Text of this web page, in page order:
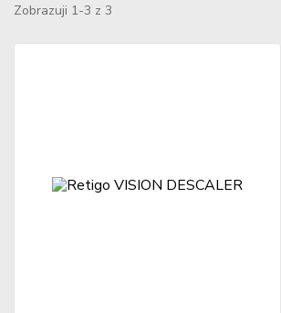
Zobrazuji 1-3 z 3